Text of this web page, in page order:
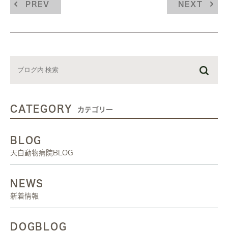
PREV NEXT
CATEGORY カテゴリー
BLOG
天白動物病院BLOG
NEWS
新着情報
DOGBLOG